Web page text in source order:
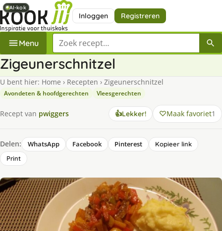
Inloggen Registreren
Menu Zoek een recept
Zigeunerschnitzel
U bent hier: Home › Recepten › Zigeunerschnitzel
Avondeten & hoofdgerechten Vleesgerechten
Recept van pwiggers 👍Lekker! Maak favoriet1
Delen: WhatsApp Facebook Pinterest
Kopieer link
Print
AI-kok
AI-kok
AI-kok